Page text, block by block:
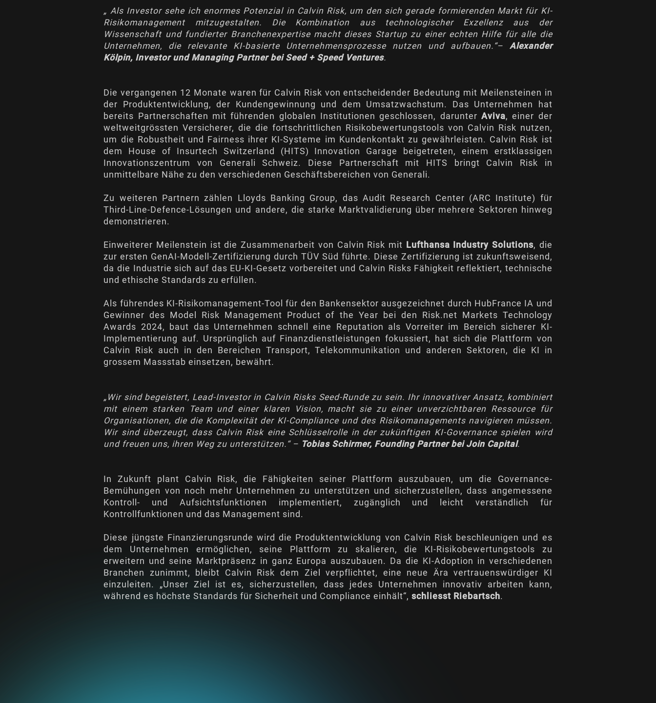
„ Als Investor sehe ich enormes Potenzial in Calvin Risk, um den sich gerade formierenden Markt für KI-
Risikomanagement mitzugestalten. Die Kombination aus technologischer Exzellenz aus der
Wissenschaft und fundierter Branchenexpertise macht dieses Startup zu einer echten Hilfe für alle die
Unternehmen, die relevante KI-basierte Unternehmensprozesse nutzen und aufbauen.“– Alexander
Kölpin, Investor und Managing Partner bei Seed + Speed Ventures.
Die vergangenen 12 Monate waren für Calvin Risk von entscheidender Bedeutung mit Meilensteinen in
der Produktentwicklung, der Kundengewinnung und dem Umsatzwachstum. Das Unternehmen hat
bereits Partnerschaften mit führenden globalen Institutionen geschlossen, darunterAviva, einer der
weltweitgrössten Versicherer, die die fortschrittlichen Risikobewertungstools von Calvin Risk nutzen,
um die Robustheit und Fairness ihrer KI-Systeme im Kundenkontakt zu gewährleisten. Calvin Risk ist
dem House of Insurtech Switzerland (HITS) Innovation Garage beigetreten, einem erstklassigen
Innovationszentrum von Generali Schweiz. Diese Partnerschaft mit HITS bringt Calvin Risk in
unmittelbare Nähe zu den verschiedenen Geschäftsbereichen von Generali.
Zu weiteren Partnern zählen Lloyds Banking Group, das Audit Research Center (ARC Institute) für
Third-Line-Defence-Lösungen und andere, die starke Marktvalidierung über mehrere Sektoren hinweg
demonstrieren.
Einweiterer Meilenstein ist die Zusammenarbeit von Calvin Risk mit Lufthansa Industry Solutions, die
zur ersten GenAI-Modell-Zertifizierung durch TÜV Süd führte. Diese Zertifizierung ist zukunftsweisend,
da die Industrie sich auf das EU-KI-Gesetz vorbereitet und Calvin Risks Fähigkeit reflektiert, technische
und ethische Standards zu erfüllen.
Als führendes KI-Risikomanagement-Tool für den Bankensektor ausgezeichnet durch HubFrance IA und
Gewinner des Model Risk Management Product of the Year bei den Risk.net Markets Technology
Awards 2024, baut das Unternehmen schnell eine Reputation als Vorreiter im Bereich sicherer KI-
Implementierung auf. Ursprünglich auf Finanzdienstleistungen fokussiert, hat sich die Plattform von
Calvin Risk auch in den Bereichen Transport, Telekommunikation und anderen Sektoren, die KI in
grossem Massstab einsetzen, bewährt.
„Wir sind begeistert, Lead-Investor in Calvin Risks Seed-Runde zu sein. Ihr innovativer Ansatz, kombiniert
mit einem starken Team und einer klaren Vision, macht sie zu einer unverzichtbaren Ressource für
Organisationen, die die Komplexität der KI-Compliance und des Risikomanagements navigieren müssen.
Wir sind überzeugt, dass Calvin Risk eine Schlüsselrolle in der zukünftigen KI-Governance spielen wird
und freuen uns, ihren Weg zu unterstützen.“ – Tobias Schirmer, Founding Partner bei Join Capital.
In Zukunft plant Calvin Risk, die Fähigkeiten seiner Plattform auszubauen, um die Governance-
Bemühungen von noch mehr Unternehmen zu unterstützen und sicherzustellen, dass angemessene
Kontroll- und Aufsichtsfunktionen implementiert, zugänglich und leicht verständlich für
Kontrollfunktionen und das Management sind.
Diese jüngste Finanzierungsrunde wird die Produktentwicklung von Calvin Risk beschleunigen und es
dem Unternehmen ermöglichen, seine Plattform zu skalieren, die KI-Risikobewertungstools zu
erweitern und seine Marktpräsenz in ganz Europa auszubauen. Da die KI-Adoption in verschiedenen
Branchen zunimmt, bleibt Calvin Risk dem Ziel verpflichtet, eine neue Ära vertrauenswürdiger KI
einzuleiten. „Unser Ziel ist es, sicherzustellen, dass jedes Unternehmen innovativ arbeiten kann,
während es höchste Standards für Sicherheit und Compliance einhält“,schliesst Riebartsch.